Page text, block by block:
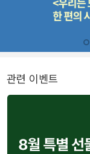
관련 이벤트